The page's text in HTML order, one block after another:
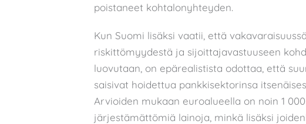
poistaneet kohtalonyhteyden.
Kun Suomi lisäksi vaatii, että
riskittömyydestä ja sijoittajavastuuseen
luovutaan, on epärealistista odottaa, että
saisivat hoidettua pankkisektorinsa
Arvioiden mukaan euroalueella on noin 1
järjestämättömiä lainoja, minkä lisäksi